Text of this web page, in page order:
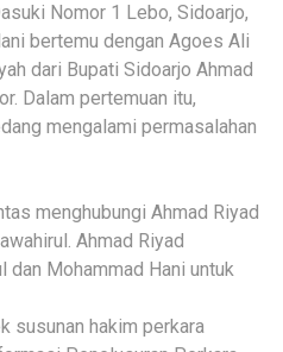
Nomor 1 Lebo, Sidoarjo,
bertemu dengan Agoes Ali
dari Bupati Sidoarjo Ahmad
Dalam pertemuan itu,
mengalami permasalahan
menghubungi Ahmad Riyad
Ahmad Riyad
dan Mohammad Hani untuk
susunan hakim perkara